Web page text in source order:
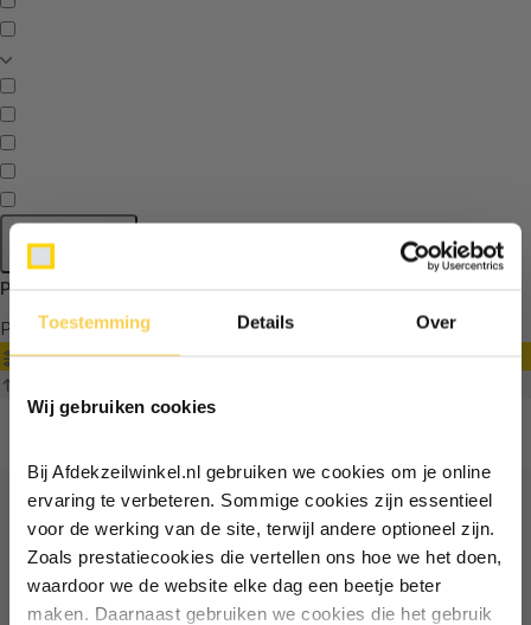
Toestemming Details Over
Wij gebruiken cookies
Bij Afdekzeilwinkel.nl gebruiken we cookies om je online
ervaring te verbeteren. Sommige cookies zijn essentieel
voor de werking van de site, terwijl andere optioneel zijn.
Zoals prestatiecookies die vertellen ons hoe we het doen,
waardoor we de website elke dag een beetje beter
maken. Daarnaast gebruiken we cookies die het gebruik
Apply filters
Producten getagd met katrolset
Producten
Filter
Ontvang €5 korting
Schrijf je in voor de nieuwsbrief en ontvang €5 welkomstkorting!
Ontvang €5,- korting!
Schrijf je in voor de nieuwsbrief en
Vul je e-mailadres in‍⁪⁪
Particulier Zakelijk